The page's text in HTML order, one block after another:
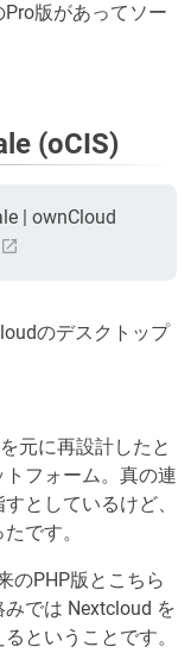
版があってソー
(oCIS)
| ownCloud
のデスクトップ
元に再設計したと
フォーム。真の連
としているけど、
です。
のPHP版とこちら
では Nextcloud を
ということです。